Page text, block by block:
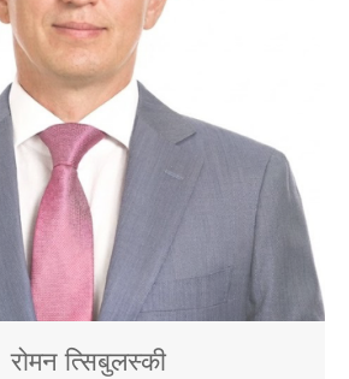
रोमन त्सिबुलस्की